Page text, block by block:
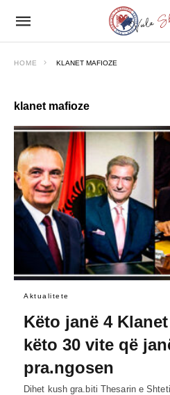
HOME KLANET MAFIOZE
klanet mafioze
Aktualitete
Këto janë 4
këto 30 vite që
pra.ngosen
Dihet kush gra.biti Thesarin e